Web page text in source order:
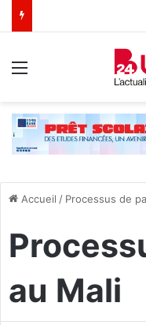
Accueil / Processus de
au Mali